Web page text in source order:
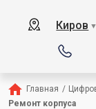
Киров ▼
Главная /
Ремонт корпуса